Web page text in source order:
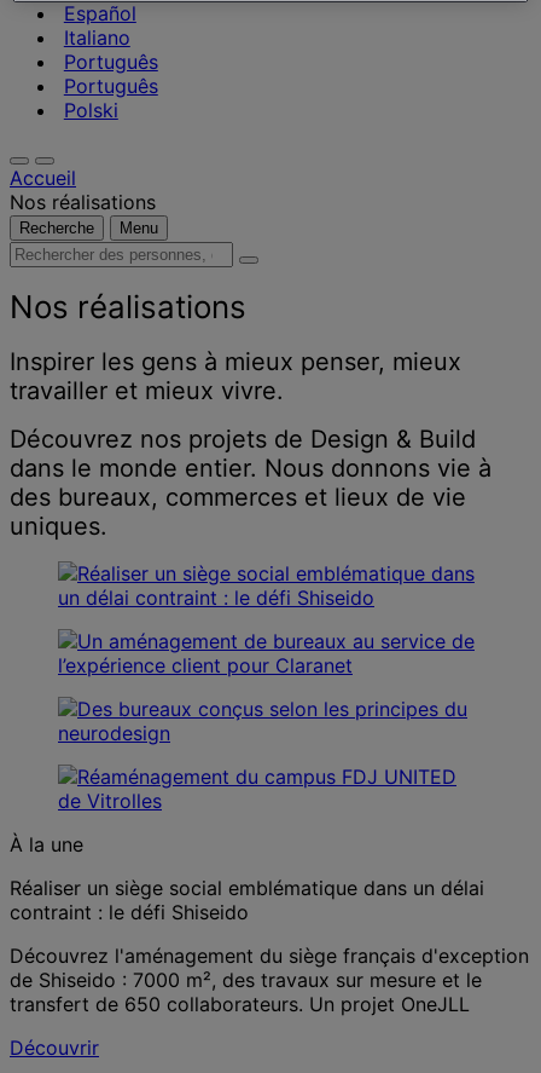
Español
Italiano
Português
Português
Polski
Accueil
Nos réalisations
Recherche Menu
Rechercher
personnes,
des
lieux,
des
actualités
des
informations
Nos réalisations
Inspirer les gens à mieux penser, mieux
travailler et mieux vivre.
Découvrez nos projets de Design & Build
dans le monde entier. Nous donnons vie à
des bureaux, commerces et lieux de vie
uniques.
À la une
Réaliser un siège social emblématique dans un délai
contraint : le défi Shiseido
Découvrez l'aménagement du siège français d'exception
de Shiseido : 7000 m², des travaux sur mesure et le
transfert de 650 collaborateurs. Un projet OneJLL
Découvrir